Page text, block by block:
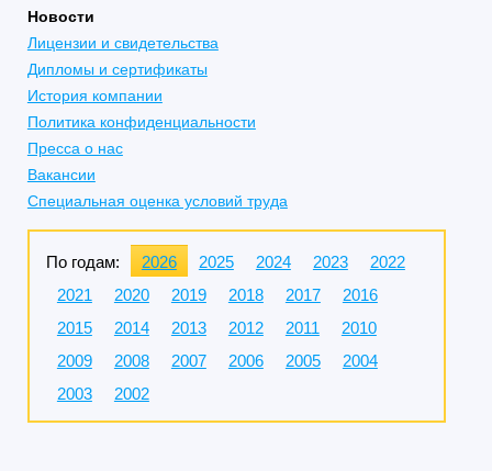
Новости
Лицензии и свидетельства
Дипломы и сертификаты
История компании
Политика конфиденциальности
Пресса о нас
Вакансии
Специальная оценка условий труда
По годам: 2026 2025 2024 2023
2022
2021
2020 2019 2018 2017
2016
2015
2014 2013 2012 2011
2010
2009
2008 2007 2006 2005
2004
2003
2002